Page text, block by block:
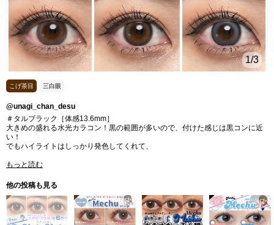
1/3
こげ茶目 三白眼
@unagi_chan_desu
＃タルブラック［体感13.6mm］
大きめの盛れる水光カラコン！黒の範囲が多いので、付けた感じは黒コンに近
い！
でもハイライトはしっかり発色してくれて、
もっと読む
他の投稿も見る